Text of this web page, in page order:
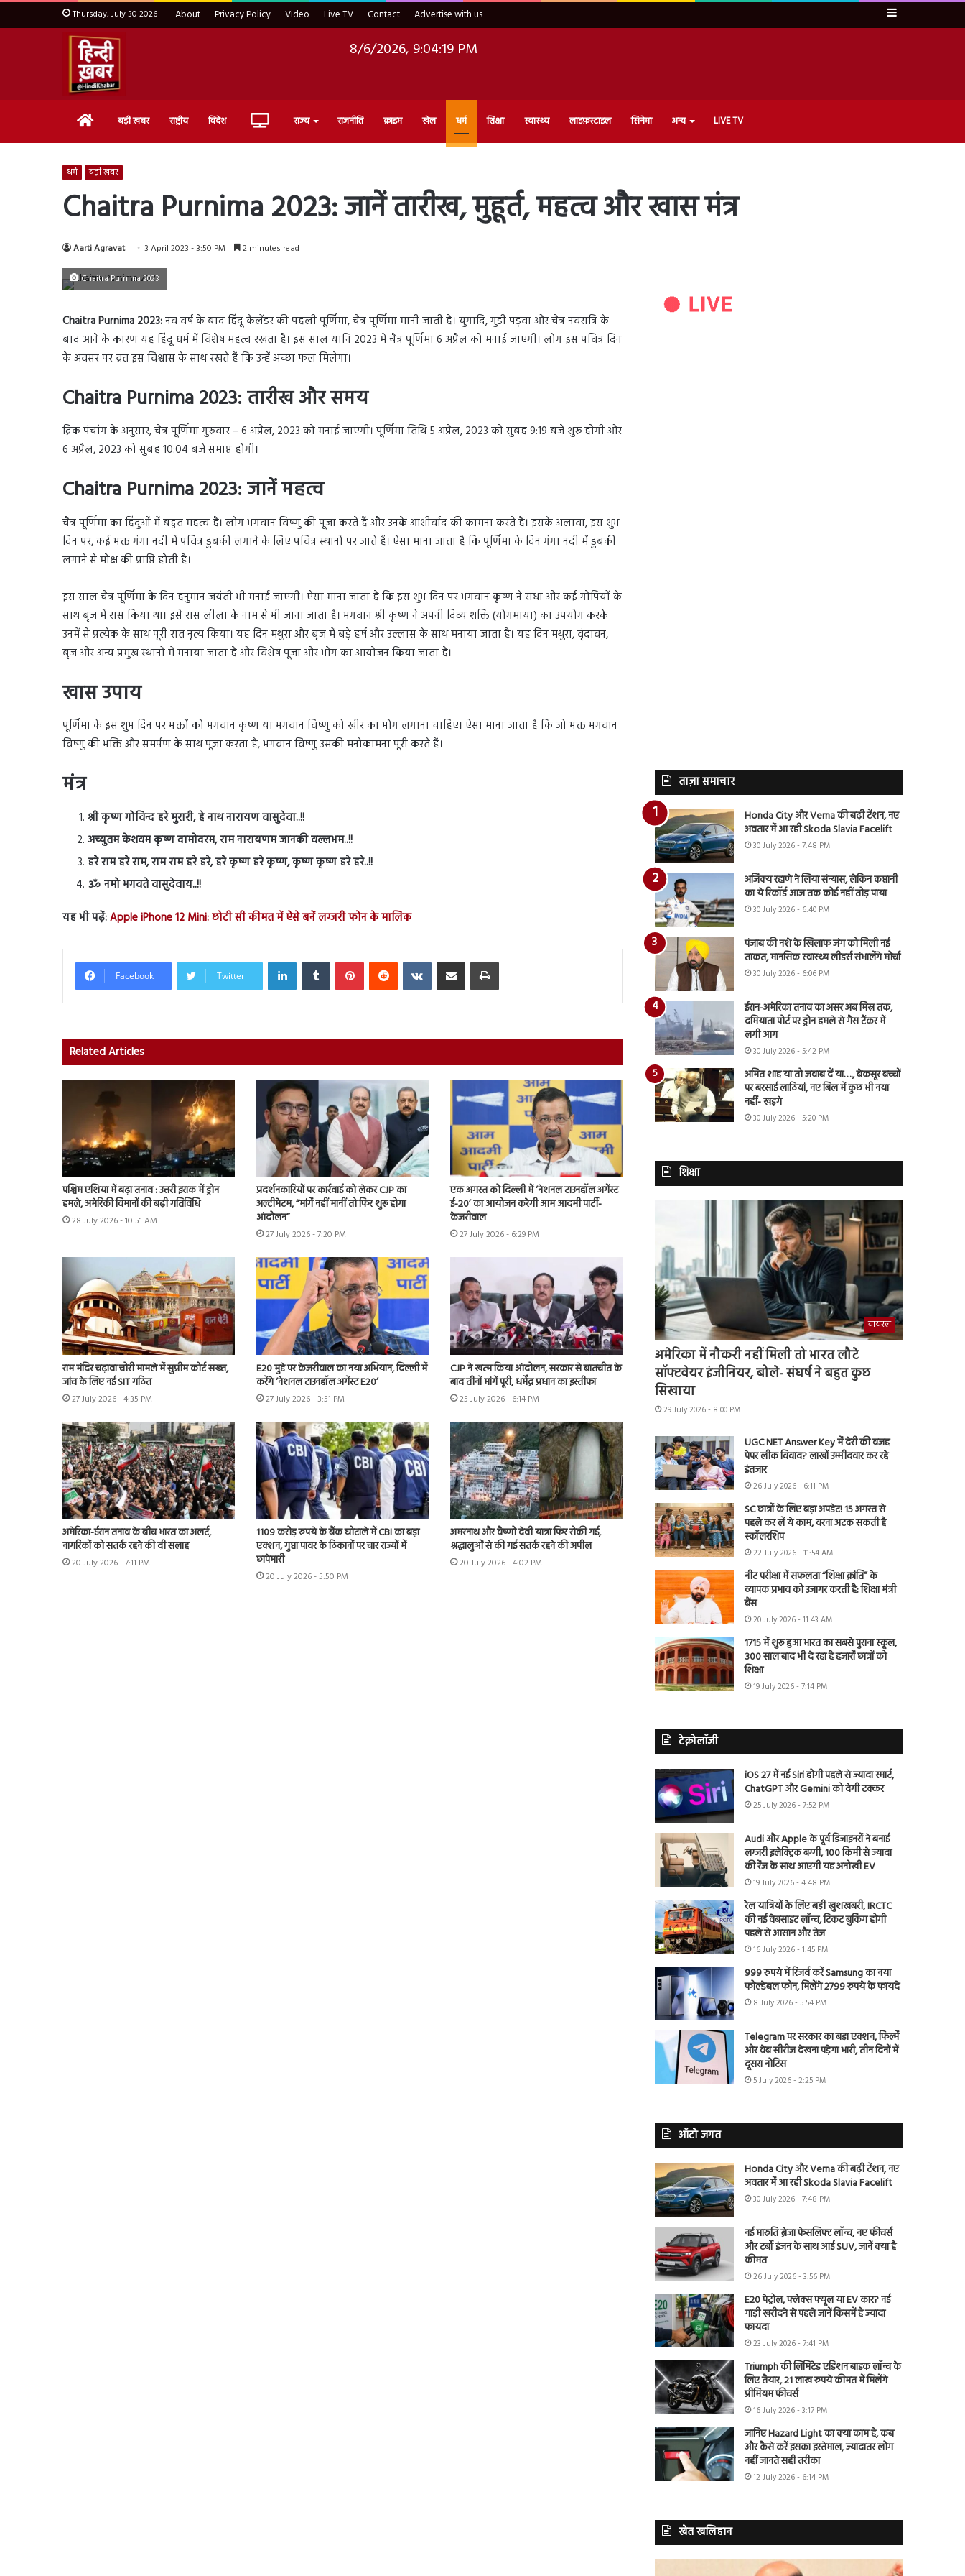
Thursday, July 30 2026 About Privacy Policy Video Live TV Contact Advertise with us Sidebar
8/6/2026, 9:04:21 PM
Home बड़ी ख़बर राष्ट्रीय विदेश Live राज्य राजनीति क्राइम खेल धर्म शिक्षा स्वास्थ्य लाइफ़स्टाइल सिनेमा अन्य LIVE TV
धर्म बड़ी ख़बर
Chaitra Purnima 2023: जानें तारीख, मुहूर्त, महत्व और खास मंत्र
Aarti Agravat 3 April 2023 - 3:50 PM 2 minutes read
Chaitra Purnima 2023
Chaitra Purnima 2023:नव वर्ष के बाद हिंदू कैलेंडर की पहली पूर्णिमा, चैत्र पूर्णिमा मानी जाती है। युगादि, गुड़ी पड़वा और चैत्र नवरात्रि के
बाद आने के कारण यह हिंदू धर्म में विशेष महत्व रखता है। इस साल यानि 2023 में चैत्र पूर्णिमा 6 अप्रैल को मनाई जाएगी। लोग इस पवित्र दिन
के अवसर पर व्रत इस विश्वास के साथ रखते हैं कि उन्हें अच्छा फल मिलेगा।
Chaitra Purnima 2023: तारीख और समय
द्रिक पंचांग के अनुसार, चैत्र पूर्णिमा गुरुवार – 6 अप्रैल, 2023 को मनाई जाएगी। पूर्णिमा तिथि 5 अप्रैल, 2023 को सुबह 9:19 बजे शुरू होगी और
6 अप्रैल, 2023 को सुबह 10:04 बजे समाप्त होगी।
Chaitra Purnima 2023: जानें महत्व
चैत्र पूर्णिमा का हिंदुओं में बहुत महत्व है। लोग भगवान विष्णु की पूजा करते हैं और उनके आशीर्वाद की कामना करते हैं। इसके अलावा, इस शुभ
दिन पर, कई भक्त गंगा नदी में पवित्र डुबकी लगाने के लिए पवित्र स्थानों पर जाते हैं। ऐसा माना जाता है कि पूर्णिमा के दिन गंगा नदी में डुबकी
लगाने से मोक्ष की प्राप्ति होती है।
इस साल चैत्र पूर्णिमा के दिन हनुमान जयंती भी मनाई जाएगी। ऐसा माना जाता है कि इस शुभ दिन पर भगवान कृष्ण ने राधा और कई गोपियों के
साथ बृज में रास किया था। इसे रास लीला के नाम से भी जाना जाता है। भगवान श्री कृष्ण ने अपनी दिव्य शक्ति (योगमाया) का उपयोग करके
उनमें से प्रत्येक के साथ पूरी रात नृत्य किया। यह दिन मथुरा और बृज में बड़े हर्ष और उल्लास के साथ मनाया जाता है। यह दिन मथुरा, वृंदावन,
बृज और अन्य प्रमुख स्थानों में मनाया जाता है और विशेष पूजा और भोग का आयोजन किया जाता है।
खास उपाय
पूर्णिमा के इस शुभ दिन पर भक्तों को भगवान कृष्ण या भगवान विष्णु को खीर का भोग लगाना चाहिए। ऐसा माना जाता है कि जो भक्त भगवान
विष्णु की भक्ति और समर्पण के साथ पूजा करता है, भगवान विष्णु उसकी मनोकामना पूरी करते हैं।
मंत्र
श्री कृष्ण गोविन्द हरे मुरारी, हे नाथ नारायण वासुदेवा..!!
अच्युतम केशवम कृष्ण दामोदरम, राम नारायणम जानकी वल्लभम..!!
हरे राम हरे राम, राम राम हरे हरे, हरे कृष्ण हरे कृष्ण, कृष्ण कृष्ण हरे हरे..!!
ॐ नमो भगवते वासुदेवाय..!!
यह भी पढ़ें:Apple iPhone 12 Mini: छोटी सी कीमत में ऐसे बनें लग्जरी फोन के मालिक
Facebook Twitter
LinkedInTumblr PinterestReddit VKontakteShare via Email Print
Related Articles
पश्चिम एशिया में बढ़ा तनाव : उत्तरी इराक में ड्रोन
हमले, अमेरिकी विमानों की बढ़ी गतिविधि
28 July 2026 - 10:51 AM
प्रदर्शनकारियों पर कार्रवाई को लेकर CJP का
अल्टीमेटम, “मांगें नहीं मानीं तो फिर शुरू होगा
आंदोलन”
27 July 2026 - 7:20 PM
एक अगस्त को दिल्ली में ‘नेशनल टाउनहॉल अगेंस्ट
ई-20’ का आयोजन करेगी आम आदमी पार्टी-
केजरीवाल
27 July 2026 - 6:29 PM
राम मंदिर चढ़ावा चोरी मामले में सुप्रीम कोर्ट सख्त,
जांच के लिए नई SIT गठित
27 July 2026 - 4:35 PM
E20 मुद्दे पर केजरीवाल का नया अभियान, दिल्ली में
करेंगे ‘नेशनल टाउनहॉल अगेंस्ट E20’
27 July 2026 - 3:51 PM
CJP ने खत्म किया आंदोलन, सरकार से बातचीत के
बाद तीनों मांगें पूरी, धर्मेंद्र प्रधान का इस्तीफा
25 July 2026 - 6:14 PM
अमेरिका-ईरान तनाव के बीच भारत का अलर्ट,
नागरिकों को सतर्क रहने की दी सलाह
20 July 2026 - 7:11 PM
1109 करोड़ रुपये के बैंक घोटाले में CBI का बड़ा
एक्शन, गुप्ता पावर के ठिकानों पर चार राज्यों में
छापेमारी
20 July 2026 - 5:50 PM
अमरनाथ और वैष्णो देवी यात्रा फिर रोकी गई,
श्रद्धालुओं से की गई सतर्क रहने की अपील
20 July 2026 - 4:02 PM
ताज़ा समाचार
Honda City और Verna की बढ़ी टेंशन, नए
अवतार में आ रही Skoda Slavia Facelift
30 July 2026 - 7:48 PM
अजिंक्य रहाणे ने लिया संन्यास, लेकिन कप्तानी
का ये रिकॉर्ड आज तक कोई नहीं तोड़ पाया
30 July 2026 - 6:40 PM
पंजाब की नशे के खिलाफ जंग को मिली नई
ताकत, मानसिक स्वास्थ्य लीडर्स संभालेंगे मोर्चा
30 July 2026 - 6:06 PM
ईरान-अमेरिका तनाव का असर अब मिस्र तक,
दमियाता पोर्ट पर ड्रोन हमले से गैस टैंकर में
लगी आग
30 July 2026 - 5:42 PM
अमित शाह या तो जवाब दें या…., बेकसूर बच्चों
पर बरसाई लाठियां, नए बिल में कुछ भी नया
नहीं- खड़गे
30 July 2026 - 5:20 PM
शिक्षा
वायरल
अमेरिका में नौकरी नहीं मिली तो भारत लौटे
सॉफ्टवेयर इंजीनियर, बोले- संघर्ष ने बहुत कुछ
सिखाया
29 July 2026 - 8:00 PM
UGC NET Answer Key में देरी की वजह
पेपर लीक विवाद? लाखों उम्मीदवार कर रहे
इंतजार
26 July 2026 - 6:11 PM
SC छात्रों के लिए बड़ा अपडेट! 15 अगस्त से
पहले कर लें ये काम, वरना अटक सकती है
स्कॉलरशिप
22 July 2026 - 11:54 AM
नीट परीक्षा में सफलता “शिक्षा क्रांति” के
व्यापक प्रभाव को उजागर करती है: शिक्षा मंत्री
बैंस
20 July 2026 - 11:43 AM
1715 में शुरू हुआ भारत का सबसे पुराना स्कूल,
300 साल बाद भी दे रहा है हजारों छात्रों को
शिक्षा
19 July 2026 - 7:14 PM
टेक्नोलॉजी
iOS 27 में नई Siri होगी पहले से ज्यादा स्मार्ट,
ChatGPT और Gemini को देगी टक्कर
25 July 2026 - 7:52 PM
Audi और Apple के पूर्व डिजाइनरों ने बनाई
लग्जरी इलेक्ट्रिक बग्गी, 100 किमी से ज्यादा
की रेंज के साथ आएगी यह अनोखी EV
19 July 2026 - 4:48 PM
रेल यात्रियों के लिए बड़ी खुशखबरी, IRCTC
की नई वेबसाइट लॉन्च, टिकट बुकिंग होगी
पहले से आसान और तेज
16 July 2026 - 1:45 PM
999 रुपये में रिजर्व करें Samsung का नया
फोल्डेबल फोन, मिलेंगे 2799 रुपये के फायदे
8 July 2026 - 5:54 PM
Telegram पर सरकार का बड़ा एक्शन, फिल्में
और वेब सीरीज देखना पड़ेगा भारी, तीन दिनों में
दूसरा नोटिस
5 July 2026 - 2:25 PM
ऑटो जगत
Honda City और Verna की बढ़ी टेंशन, नए
अवतार में आ रही Skoda Slavia Facelift
30 July 2026 - 7:48 PM
नई मारुति ब्रेजा फेसलिफ्ट लॉन्च, नए फीचर्स
और टर्बो इंजन के साथ आई SUV, जानें क्या है
कीमत
26 July 2026 - 3:56 PM
E20 पेट्रोल, फ्लेक्स फ्यूल या EV कार? नई
गाड़ी खरीदने से पहले जानें किसमें है ज्यादा
फायदा
23 July 2026 - 7:41 PM
Triumph की लिमिटेड एडिशन बाइक लॉन्च के
लिए तैयार, 21 लाख रुपये कीमत में मिलेंगे
प्रीमियम फीचर्स
16 July 2026 - 3:17 PM
जानिए Hazard Light का क्या काम है, कब
और कैसे करें इसका इस्तेमाल, ज्यादातर लोग
नहीं जानते सही तरीका
12 July 2026 - 6:14 PM
खेत खलिहान